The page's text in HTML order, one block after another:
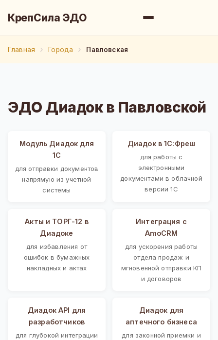
КрепСила ЭДО
Главная Города Павловская
ЭДО Диадок в Павловской
Модуль Диадок для
1С
для отправки документов
напрямую из учетной
системы
Диадок в 1С:Фреш
для работы с
электронными
документами в облачной
версии 1С
Акты и ТОРГ-12 в
Диадоке
для избавления от
ошибок в бумажных
накладных и актах
Интеграция с
AmoCRM
для ускорения работы
отдела продаж и
мгновенной отправки КП
и договоров
Диадок API для
разработчиков
для глубокой интеграции
Диадок для
аптечного бизнеса
для законной приемки и